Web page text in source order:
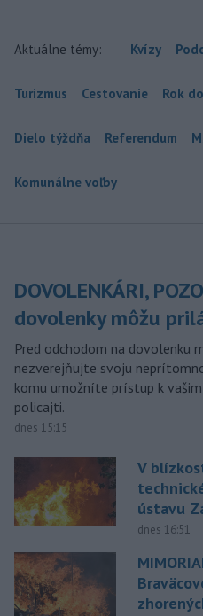
Aktuálne témy: Kvízy
Turizmus Cestovanie Rok
Dielo týždňa Referendum
Komunálne voľby
DOVOLENKÁRI,
dovolenky môžu
Pred odchodom na dovolenku
nezverejňujte svoju
komu umožníte prístup k
policajti.
dnes 15:15
V
ústavu
dnes 16:51